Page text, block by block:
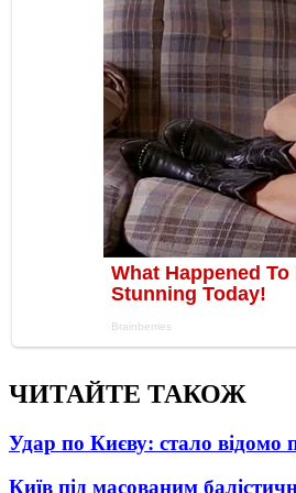
ЧИТАЙТЕ ТАКОЖ
Удар по Києву: стало відомо
Київ під масованим